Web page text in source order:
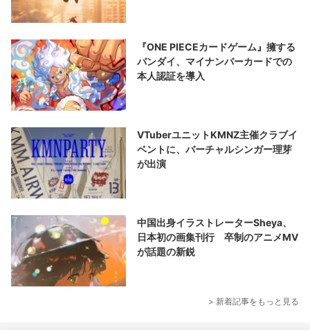
『ONE PIECEカードゲーム』擁する
バンダイ、マイナンバーカードでの
本人認証を導入
VTuberユニットKMNZ主催クラブイ
ベントに、バーチャルシンガー理芽
が出演
中国出身イラストレーターSheya、
日本初の画集刊行 卒制のアニメMV
が話題の新鋭
> 新着記事をもっと見る